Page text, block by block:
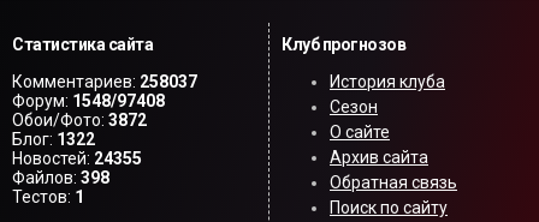
Статистика сайта
Комментариев: 258037
Форум: 1548/97408
Обои/Фото: 3872
Блог: 1322
Новостей: 24355
Файлов: 398
Тестов: 1
Клуб прогнозов
История клуба
Сезон
О сайте
Архив сайта
Обратная связь
Поиск по сайту